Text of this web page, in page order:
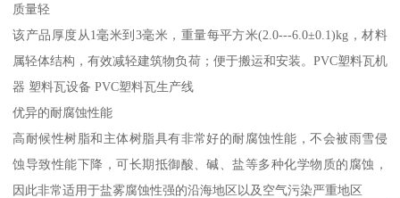
质量轻
该产品厚度从1毫米到3毫米，重量每平方米(2.0---6.0±0.1)kg，材料
属轻体结构，有效减轻建筑物负荷；便于搬运和安装。PVC塑料瓦机
器 塑料瓦设备 PVC塑料瓦生产线
优异的耐腐蚀性能
高耐候性树脂和主体树脂具有非常好的耐腐蚀性能，不会被雨雪侵
蚀导致性能下降，可长期抵御酸、碱、盐等多种化学物质的腐蚀，
因此非常适用于盐雾腐蚀性强的沿海地区以及空气污染严重地区